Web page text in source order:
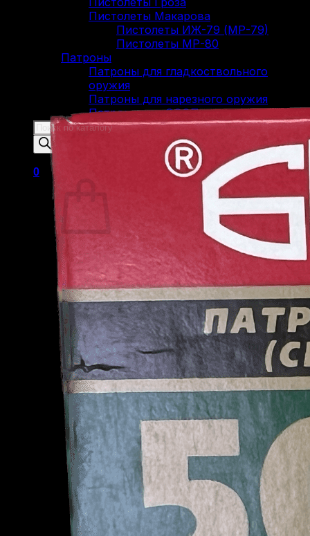
Пистолеты Макарова
Пистолеты ИЖ-79 (МР-79)
Пистолеты МР-80
Патроны
Патроны для гладкоствольного
оружия
Патроны для нарезного оружия
Патроны для ОООП
Поиск
товаров
0
Корзина пуста.
Вернуться в магазин